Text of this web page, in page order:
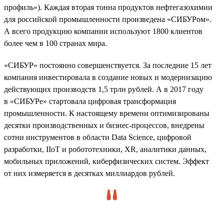
профиль»). Каждая вторая тонна продуктов нефтегазохимии
для российской промышленности произведена «СИБУРом».
А всего продукцию компании используют 1800 клиентов
более чем в 100 странах мира.
«СИБУР» постоянно совершенствуется. За последние 15 лет
компания инвестировала в создание новых и модернизацию
действующих производств 1,5 трлн рублей. А в 2017 году
в «СИБУРе» стартовала цифровая трансформация
промышленности. К настоящему времени оптимизированы
десятки производственных и бизнес-процессов, внедрены
сотни инструментов в области Data Science, цифровой
разработки, IIoT и робототехники, XR, аналитики данных,
мобильных приложений, киберфизических систем. Эффект
от них измеряется в десятках миллиардов рублей.